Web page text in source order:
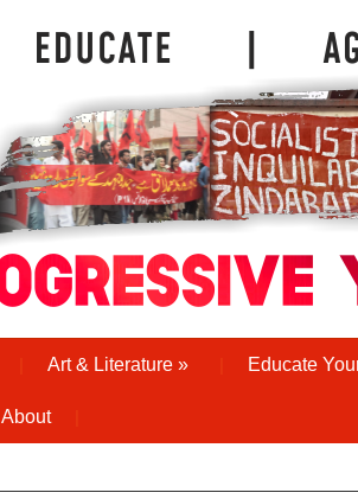
Art & Literature » Educate
About